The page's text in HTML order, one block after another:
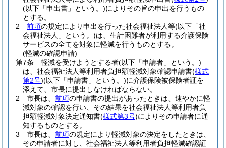
(以下「申出書」という。)によりその旨の申出を行うもの
とする。
2
前項の規定により申出を行った社会福祉法人等(以下「社
会福祉法人」という。)は、生計困難者が利用する介護保険
サービスの全てを対象に軽減を行うものとする。
(軽減の確認申請)
第7条
軽減を受けようとする者(以下「申請者」という。)
は、社会福祉法人等利用者負担額軽減対象確認申請書(様式
第2号)(以下「申請書」という。)に介護保険被保険者証を
添えて、市長に提出しなければならない。
2
市長は、 前項の申請書の提出があったときは、速やかに軽
減対象の確認を行い、その結果を社会福祉法人等利用者負
担額軽減対象決定通知書(様式第3号)によりその申請者に通
知するものとする。
3
市長は、 前項の規定により軽減対象の決定をしたときは、
その申請者に対し、社会福祉法人等利用者負担軽減確認証